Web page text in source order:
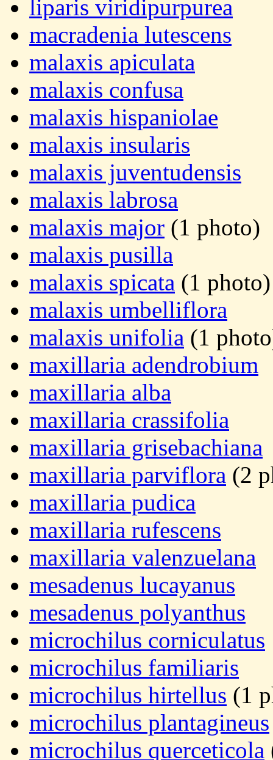
liparis viridipurpurea
macradenia lutescens
malaxis apiculata
malaxis confusa
malaxis hispaniolae
malaxis insularis
malaxis juventudensis
malaxis labrosa
malaxis major (1 photo)
malaxis pusilla
malaxis spicata (1 photo)
malaxis umbelliflora
malaxis unifolia (1
maxillaria adendrobium
maxillaria alba
maxillaria crassifolia
maxillaria grisebachiana
maxillaria parviflora (2
maxillaria pudica
maxillaria rufescens
maxillaria valenzuelana
mesadenus lucayanus
mesadenus polyanthus
microchilus corniculatus
microchilus familiaris
microchilus hirtellus (1
microchilus plantagineus
microchilus querceticola